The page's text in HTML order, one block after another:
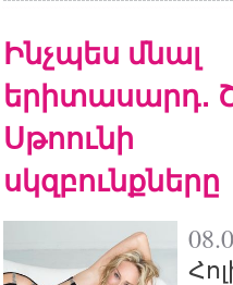
Ինչպես մնալ
երիտասարդ․
Սթոունի
սկզբունքները